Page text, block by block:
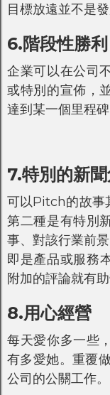
目標放遠並不是
6.階段性勝利
企業可以在公司
或特別的宣佈，
達到某一個里程碑
7.特別的新
可以Pitch的故事
第二種是有特別
事、對該行業前
即是產品或服務
附加的評論就有助
8.用心經營
每天愛你多一些
有多愛她。重覆
公司的公關工作。